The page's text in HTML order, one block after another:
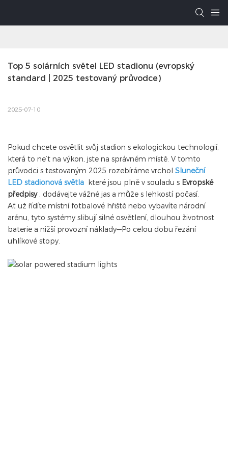
Top 5 solárních světel LED stadionu (evropský
standard | 2025 testovaný průvodce)
2025-07-10
Pokud chcete osvětlit svůj stadion s ekologickou technologií,
která to ne’t na výkon, jste na správném místě. V tomto
průvodci s testovaným 2025 rozebíráme vrchol Sluneční
LED stadionová světla které jsou plně v souladu s Evropské
předpisy , dodávejte vážné jas a může s lehkostí počasí.
Ať už řídíte místní fotbalové hřiště nebo vybavíte národní
arénu, tyto systémy slibují silné osvětlení, dlouhou životnost
baterie a nižší provozní náklady—Po celou dobu řezání
uhlíkové stopy.